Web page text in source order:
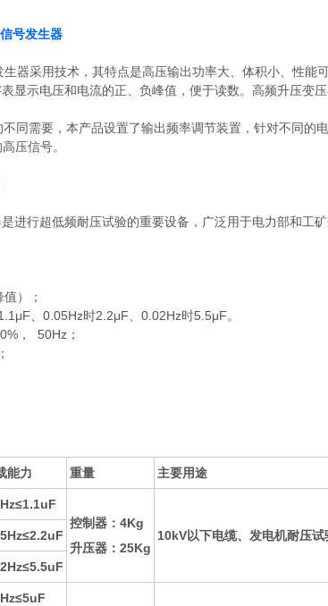
号发生器
器采用技术，其特点是高压输出功率大、体积小、性能
显示电压和电流的正、负峰值，便于读数。高频升压变
同需要，本产品设置了输出频率调节装置，针对不同的
压信号。
进行超低频耐压试验的重要设备，广泛用于电力部和工矿
）；
、0.05Hz时2.2μF、0.02Hz时5.5μF。
， 50Hz；
能力 重量 主要用途
控制器：4Kg
升压器：25Kg
10kV以下电缆、发电机耐压试